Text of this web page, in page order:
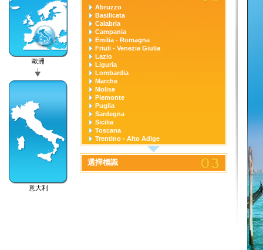
歐洲
意大利
Abruzzo
Basilicata
Calabria
Campania
Emilia - Romagna
Friuli - Venezia Giulia
Lazio
Liguria
Lombardia
Marche
Molise
Piemonte
Puglia
Sardegna
Sicilia
Toscana
Trentino - Alto Adige
Umbria
Valle D'Aosta
Veneto
選擇標識